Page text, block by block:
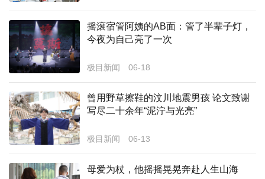
健康
悠游
相亲
汽车
房产
消费
创意
摇滚宿管阿姨的AB面：管了半辈子灯，
今夜为自己亮了一次
极目新闻 06-18
曾用野草擦鞋的汶川地震男孩 论文致谢
写尽二十余年“泥泞与光亮”
极目新闻 06-13
母爱为杖，他摇摇晃晃奔赴人生山海